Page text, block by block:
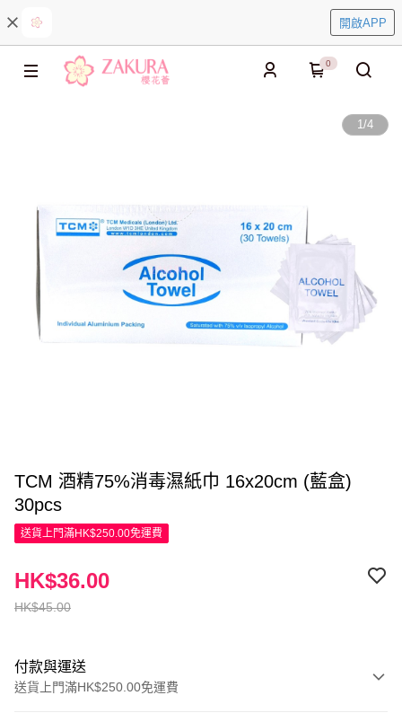
開啟APP
0
1/4
TCM 酒精75%消毒濕紙巾 16x20cm (藍盒)
30pcs
送貨上門滿HK$250.00免運費
HK$45.00
HK$36.00
付款與運送
送貨上門滿HK$250.00免運費